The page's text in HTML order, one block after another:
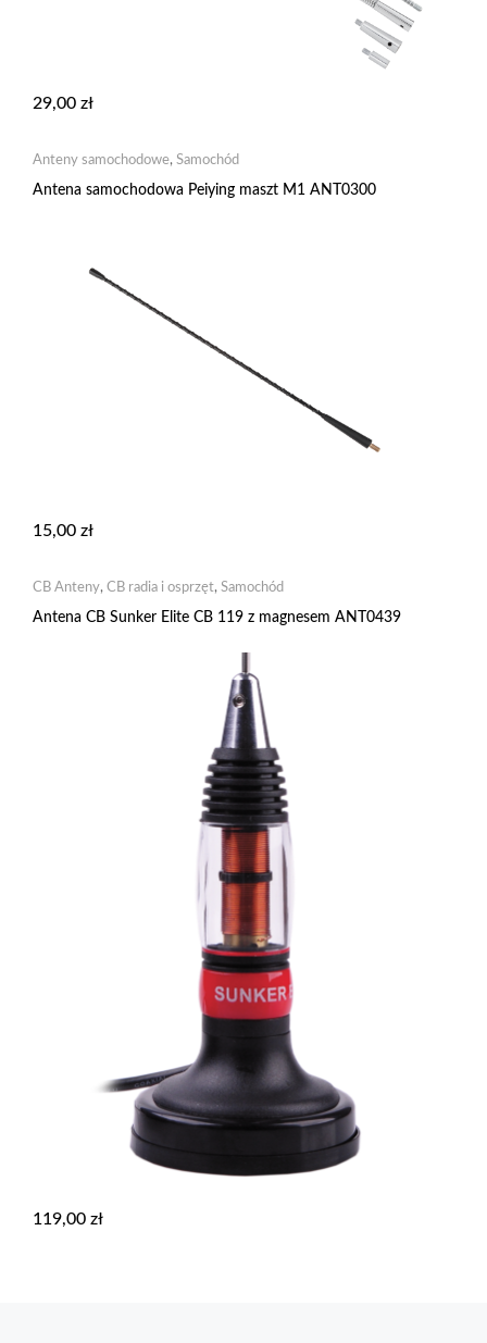
29,00 zł
Anteny samochodowe, Samochód
Antena samochodowa Peiying maszt M1 ANT0300
15,00 zł
CB Anteny, CB radia i osprzęt, Samochód
Antena CB Sunker Elite CB 119 z magnesem ANT0439
119,00 zł